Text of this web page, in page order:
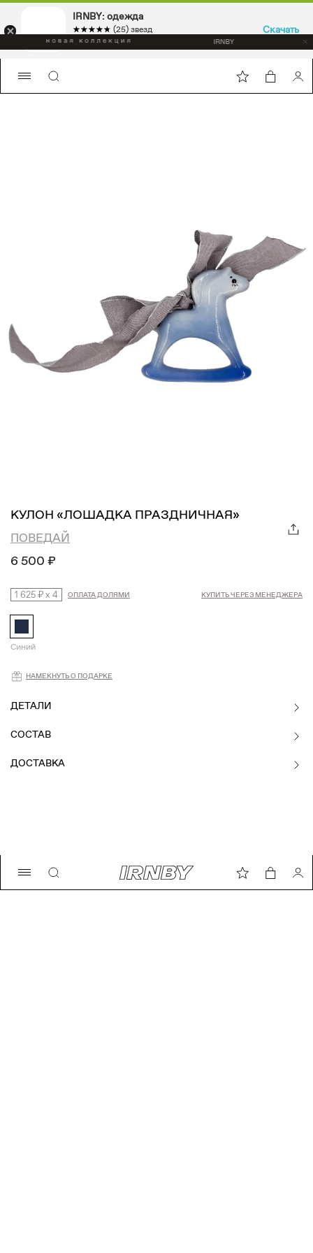
КУЛОН «ЛОШАДКА ПРАЗДНИЧНАЯ»
ПОВЕДАЙ
6 500 ₽
1 625 ₽x 4 ОПЛАТА ДОЛЯМИ КУПИТЬ ЧЕРЕЗ МЕНЕДЖЕРА
Синий
Намекнуть о подарке
НАМЕКНУТЬ О ПОДАРКЕ
ДЕТАЛИ
СОСТАВ
ДОСТАВКА
IRNBY: одежда
☆☆☆☆☆
★★★★★ (25) звезд
Sport & casual, аксессуары
Скачать